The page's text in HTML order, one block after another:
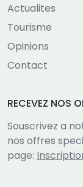
Actualites
Tourisme
Opinions
Contact
RECEVEZ NOS
Souscrivez a
nos offres
page: